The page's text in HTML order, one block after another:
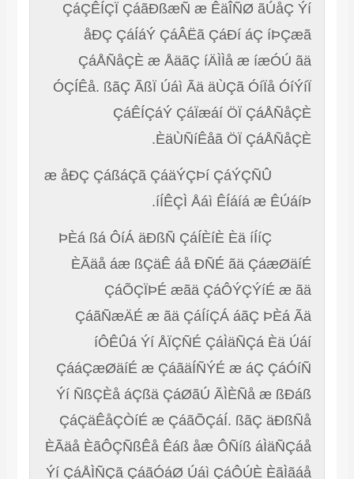
ÇáÇÊÍÇÏ ÇáãÐßæÑ æ ÊäÎÑØ ãÚåÇ Ýí
åÐÇ ÇáÍáÝ ÇáÂËã ÇáÐí áÇ íÞÇæã
ÇáÅÑåÇÈ æ ÅäãÇ íÄÌÌå æ íæÓÚ ãä
ÓÇÍÊå. ßãÇ ÃßÏ Úáì Ãä äÙÇã ÓíÏå ÓíÝíÏ
ÇáÊÍÇáÝ ÇáÏæáí ÖÏ ÇáÅÑåÇÈ
ÈäÙÑíÊåã ÖÏ ÇáÅÑåÇÈ.
æ åÐÇ ÇáßáÇã ÇáäÝÇÞí ÇáÝÇÑÛ
íÍÊÇÌ Åáì ÊÍáíá æ ÊÚáíÞ.
ÞÈá ßá ÔíÁ äÐßÑ ÇáÍÈíÈ Èä íÍíÇ
ÈÃäå áæ ßÇäÊ áå ÐÑÉ ãä ÇáæØäíÉ
ÇáÕÇÏÞÉ æãä ÇáÔÝÇÝíÉ æ ãä
ÇáãÑæÄÉ æ ãä ÇáÍíÇÁ áãÇ ÞÈá Ãä
íÔÊÛá Ýí ÅÏÇÑÉ ÇáÌäÑÇá Èä Úáí
ÇááÇæØäíÉ æ ÇáãäÍÑÝÉ æ áÇ ÇáÓíÑ
Ýí ÑßÇÈå áÇßä ÇáØãÚ ÃÌÈÑå æ ßÐáß
ÇáÇäÊåÇÒíÉ æ ÇáãÕÇáÍ. ßãÇ äÐßÑå
ÈÃäå ÈãÔÇÑßÊå Êáß åæ ÔÑíß áÌäÑÇáå
Ýí ÇáÅÌÑÇã ÇáãÓáØ Úáì ÇáÔÚÈ ÈãÌãáå